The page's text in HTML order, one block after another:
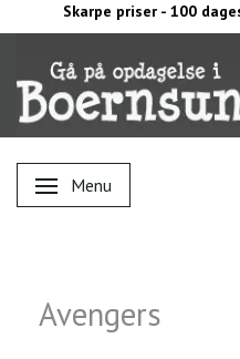
Skarpe priser - 100
Skifte navigation
Menu
Avengers